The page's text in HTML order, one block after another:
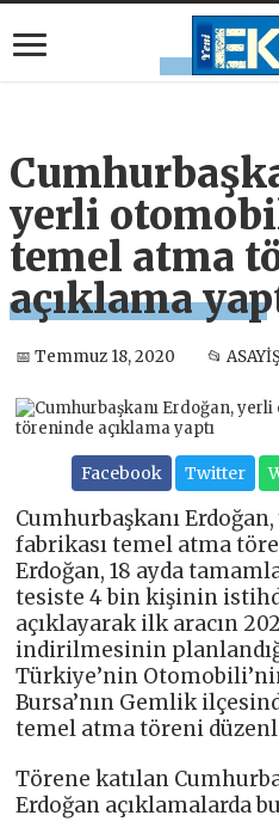
yerli
temel atma
açıklama
📅 Temmuz 18, 2020 📂
Facebook Twitter
Cumhurbaşkanı
fabrikası temel atma
Erdoğan, 18 ayda
tesiste 4 bin kişinin
açıklayarak ilk aracın
indirilmesinin
Türkiye’nin
Bursa’nın Gemlik
temel atma töreni
Törene katılan
Erdoğan açıklamalarda